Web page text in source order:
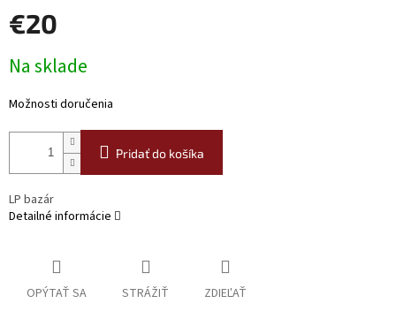
€20
cena:
Na sklade
Možnosti doručenia
Pridať do košíka
LP bazár
Detailné informácie
OPÝTAŤ SA STRÁŽIŤ ZDIEĽAŤ